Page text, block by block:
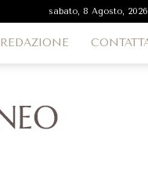
sabato, 8 Agosto, 2026
REDAZIONE